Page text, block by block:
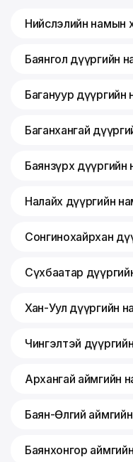
Нийслэлийн намын
Баянгол дүүргийн
Багануур
Баганхангай
Баянзүрх
Налайх дүүргийн
Сонгинохайрхан
Сүхбаатар
Хан-Уул дүүргийн
Чингэлтэй
Архангай аймгийн
Баян-Өлгий
Баянхонгор